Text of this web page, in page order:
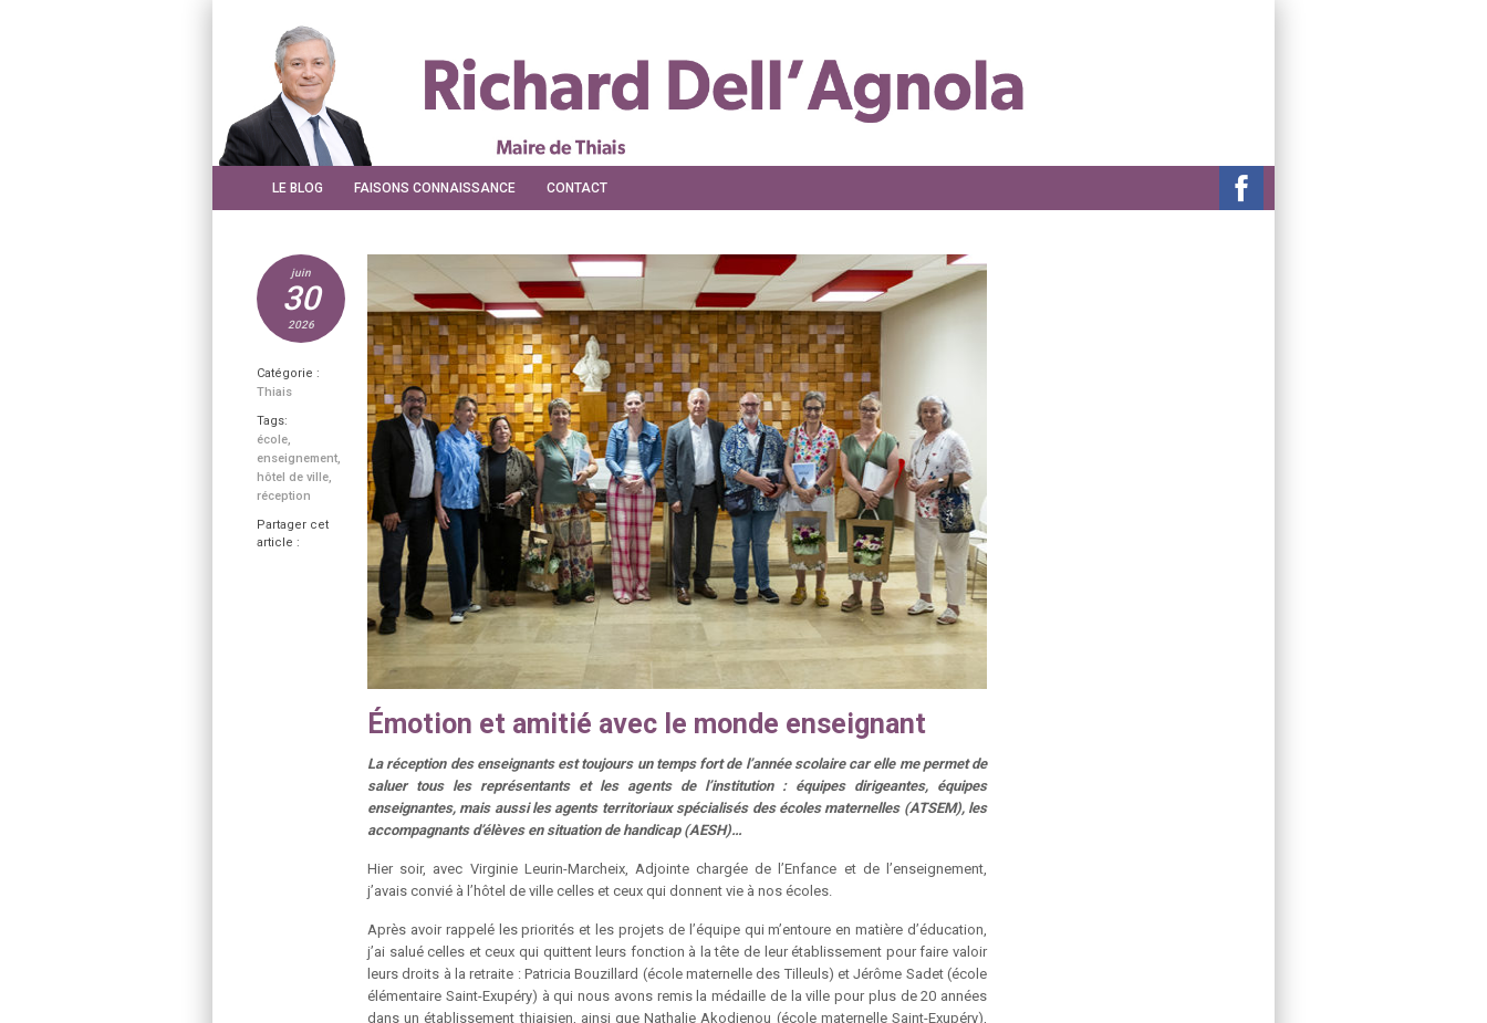
LE BLOG FAISONS CONNAISSANCE CONTACT
juin
30
2026
Catégorie :
Thiais
Tags:
école,
enseignement,
hôtel de ville,
réception
Partager cet
article :
Émotion et amitié avec le monde enseignant
La réception des enseignants est toujours un temps fort de l’année scolaire car elle me permet de
saluer tous les représentants et les agents de l’institution : équipes dirigeantes, équipes
enseignantes, mais aussi les agents territoriaux spécialisés des écoles maternelles (ATSEM), les
accompagnants d’élèves en situation de handicap (AESH)…
Hier soir, avec Virginie Leurin-Marcheix, Adjointe chargée de l’Enfance et de l’enseignement,
j’avais convié à l’hôtel de ville celles et ceux qui donnent vie à nos écoles.
Après avoir rappelé les priorités et les projets de l’équipe qui m’entoure en matière d’éducation,
j’ai salué celles et ceux qui quittent leurs fonction à la tête de leur établissement pour faire valoir
leurs droits à la retraite : Patricia Bouzillard (école maternelle des Tilleuls) et Jérôme Sadet (école
élémentaire Saint-Exupéry) à qui nous avons remis la médaille de la ville pour plus de 20 années
dans un établissement thiaisien, ainsi que Nathalie Akodjenou (école maternelle Saint-Exupéry),